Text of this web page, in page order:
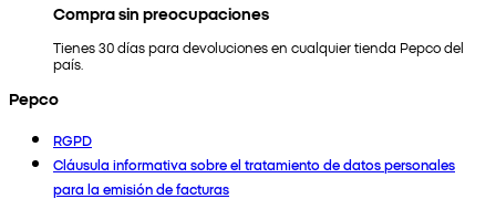
Compra sin preocupaciones
Tienes 30 días para devoluciones en cualquier tienda Pepco del
país.
Pepco
RGPD
Cláusula informativa sobre el tratamiento de datos personales
para la emisión de facturas